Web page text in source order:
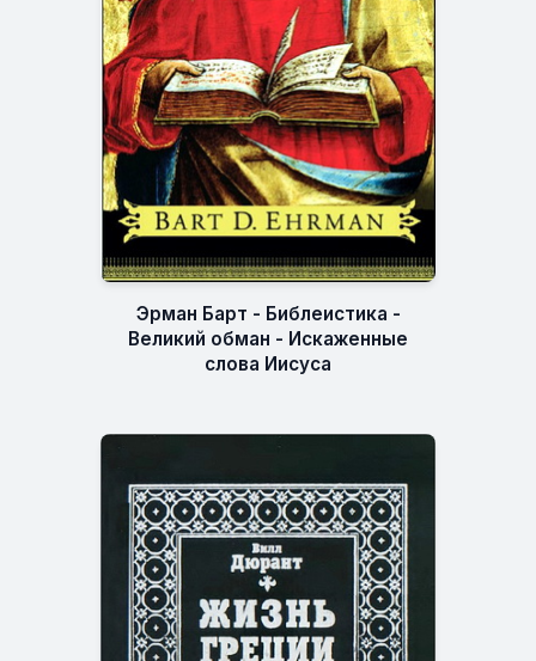
Эрман Барт - Библеистика -
Великий обман - Искаженные
слова Иисуса